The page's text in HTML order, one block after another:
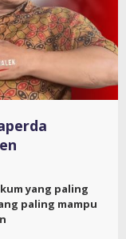
yang paling
paling mampu